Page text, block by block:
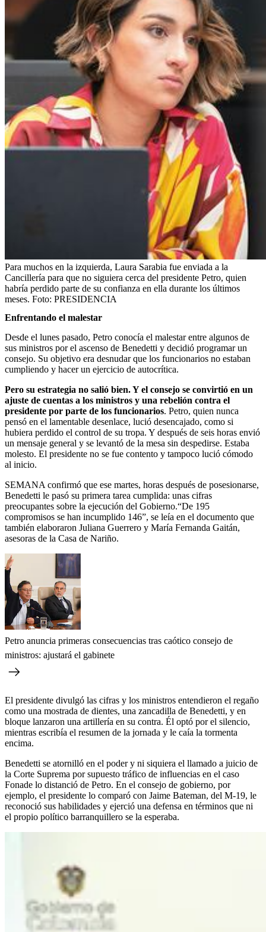
Para muchos en la izquierda, Laura Sarabia fue enviada a la
Cancillería para que no siguiera cerca del presidente Petro, quien
habría perdido parte de su confianza en ella durante los últimos
meses. Foto: PRESIDENCIA
Enfrentando el malestar
Desde el lunes pasado, Petro conocía el malestar entre algunos de
sus ministros por el ascenso de Benedetti y decidió programar un
consejo. Su objetivo era desnudar que los funcionarios no estaban
cumpliendo y hacer un ejercicio de autocrítica.
Pero su estrategia no salió bien. Y el consejo se convirtió en un
ajuste de cuentas a los ministros y una rebelión contra el
presidente por parte de los funcionarios. Petro, quien nunca
pensó en el lamentable desenlace, lució desencajado, como si
hubiera perdido el control de su tropa. Y después de seis horas envió
un mensaje general y se levantó de la mesa sin despedirse. Estaba
molesto. El presidente no se fue contento y tampoco lució cómodo
al inicio.
SEMANA confirmó que ese martes, horas después de posesionarse,
Benedetti le pasó su primera tarea cumplida: unas cifras
preocupantes sobre la ejecución del Gobierno.“De 195
compromisos se han incumplido 146”, se leía en el documento que
también elaboraron Juliana Guerrero y María Fernanda Gaitán,
asesoras de la Casa de Nariño.
Petro anuncia primeras consecuencias tras caótico consejo de
ministros: ajustará el gabinete
El presidente divulgó las cifras y los ministros entendieron el regaño
como una mostrada de dientes, una zancadilla de Benedetti, y en
bloque lanzaron una artillería en su contra. Él optó por el silencio,
mientras escribía el resumen de la jornada y le caía la tormenta
encima.
Benedetti se atornilló en el poder y ni siquiera el llamado a juicio de
la Corte Suprema por supuesto tráfico de influencias en el caso
Fonade lo distanció de Petro. En el consejo de gobierno, por
ejemplo, el presidente lo comparó con Jaime Bateman, del M-19, le
reconoció sus habilidades y ejerció una defensa en términos que ni
el propio político barranquillero se la esperaba.